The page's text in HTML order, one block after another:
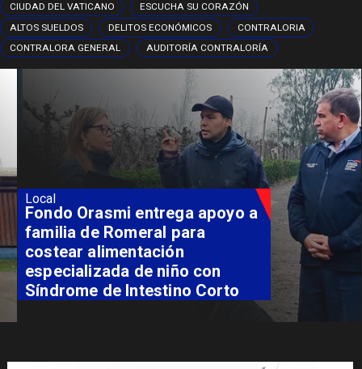
CIUDAD DEL VATICANO
ESCUCHA SU CORAZÓN
ALTOS SUELDOS
DELITOS ECONÓMICOS
CONTRALORIA
CONTRALORA GENERAL
AUDITORÍA CONTRALORÍA
Local
Fondo Orasmi entrega apoyo a
familia de Romeral para
costear alimentación
especializada de niño con
Síndrome de Intestino Corto